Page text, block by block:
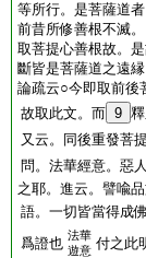
等所行。是菩薩道
前昔所修善根不滅
取菩提心善根故。
斷皆是菩薩道之遠
論疏云○今即取前後
故取此文。而 9
又云。同後重發菩
問。法華經意。惡
之耶。進云。譬喩
語。一切皆當得成
爲證也 法華
遊意 付之此